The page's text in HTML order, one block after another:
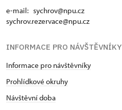
e-mail: sychrov@npu.cz
sychrov.rezervace@npu.cz
INFORMACE PRO NÁVŠTĚVNÍKY
Informace pro návštěvníky
Prohlídkové okruhy
Návštěvní doba